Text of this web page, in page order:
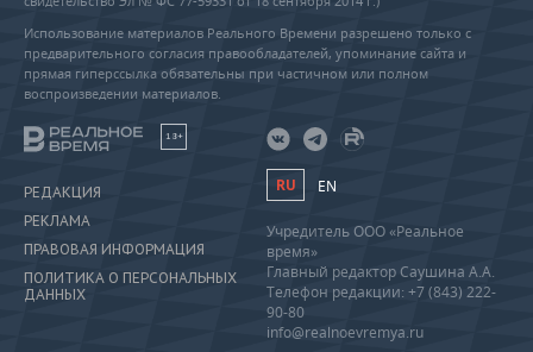
Использование материалов Реального Времени разрешено только с
предварительного согласия правообладателей, упоминание сайта и
прямая гиперссылка обязательны при частичном или полном
воспроизведении материалов.
18+
РЕДАКЦИЯ
РЕКЛАМА
ПРАВОВАЯ ИНФОРМАЦИЯ
ПОЛИТИКА О ПЕРСОНАЛЬНЫХ
ДАННЫХ
RU EN
Учредитель ООО «Реальное
время»
Главный редактор Саушина А.А.
Телефон редакции: +7 (843) 222-
90-80
info@realnoevremya.ru